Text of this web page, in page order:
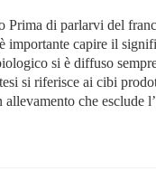
Prima di parlarvi del
importante capire il
si è diffuso
si riferisce ai cibi
allevamento che esclude